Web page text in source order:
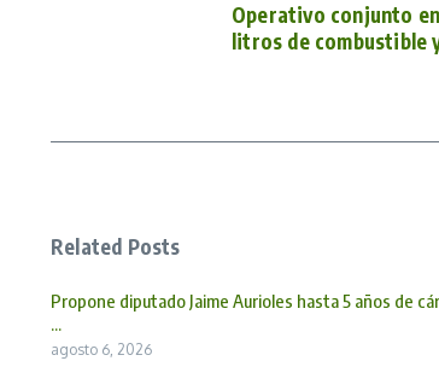
Operativo conjunto
litros de combustible
Related Posts
Propone diputado Jaime Aurioles hasta 5 años de
...
agosto 6, 2026